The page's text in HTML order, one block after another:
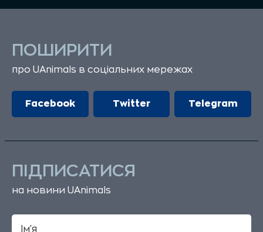
ПОШИРИТИ
про UAnimals в соціальних мережах
Facebook Twitter Telegram
ПІДПИСАТИСЯ
на новини UAnimals